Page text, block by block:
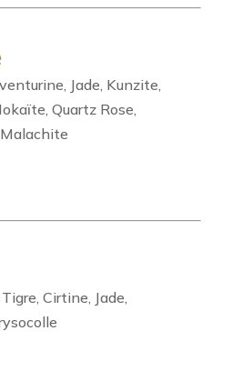
Jade, Kunzite,
Quartz Rose,
Cirtine, Jade,